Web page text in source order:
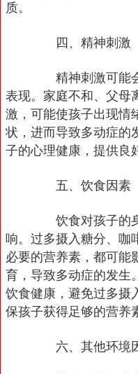
质。
四、精神刺激
精神刺激可能会
表现。家庭不和、父母
激，可能使孩子出现情
状，进而导致多动症的
子的心理健康，提供良
五、饮食因素
饮食对孩子的身
响。过多摄入糖分、咖
必要的营养素，都可能
育，导致多动症的发生
饮食健康，避免过多摄
保孩子获得足够的营养
六、其他环境